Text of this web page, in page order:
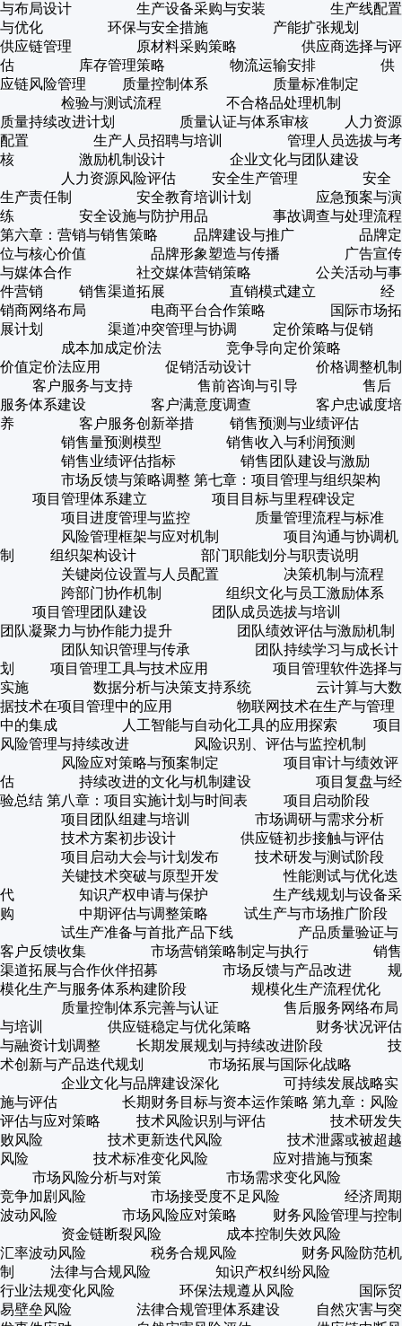
与布局设计 生产设备采购与安装 生产线配置
与优化 环保与安全措施 产能扩张规划
供应链管理 原材料采购策略 供应商选择与评
估 库存管理策略 物流运输安排 供
应链风险管理 质量控制体系 质量标准制定
检验与测试流程 不合格品处理机制
质量持续改进计划 质量认证与体系审核 人力资源
配置 生产人员招聘与培训 管理人员选拔与考
核 激励机制设计 企业文化与团队建设
人力资源风险评估 安全生产管理 安全
生产责任制 安全教育培训计划 应急预案与演
练 安全设施与防护用品 事故调查与处理流程
第六章：营销与销售策略 品牌建设与推广 品牌定
位与核心价值 品牌形象塑造与传播 广告宣传
与媒体合作 社交媒体营销策略 公关活动与事
件营销 销售渠道拓展 直销模式建立 经
销商网络布局 电商平台合作策略 国际市场拓
展计划 渠道冲突管理与协调 定价策略与促销
成本加成定价法 竞争导向定价策略
价值定价法应用 促销活动设计 价格调整机制
客户服务与支持 售前咨询与引导 售后
服务体系建设 客户满意度调查 客户忠诚度培
养 客户服务创新举措 销售预测与业绩评估
销售量预测模型 销售收入与利润预测
销售业绩评估指标 销售团队建设与激励
市场反馈与策略调整 第七章：项目管理与组织架构
项目管理体系建立 项目目标与里程碑设定
项目进度管理与监控 质量管理流程与标准
风险管理框架与应对机制 项目沟通与协调机
制 组织架构设计 部门职能划分与职责说明
关键岗位设置与人员配置 决策机制与流程
跨部门协作机制 组织文化与员工激励体系
项目管理团队建设 团队成员选拔与培训
团队凝聚力与协作能力提升 团队绩效评估与激励机制
团队知识管理与传承 团队持续学习与成长计
划 项目管理工具与技术应用 项目管理软件选择与
实施 数据分析与决策支持系统 云计算与大数
据技术在项目管理中的应用 物联网技术在生产与管理
中的集成 人工智能与自动化工具的应用探索 项目
风险管理与持续改进 风险识别、评估与监控机制
风险应对策略与预案制定 项目审计与绩效评
估 持续改进的文化与机制建设 项目复盘与经
验总结 第八章：项目实施计划与时间表 项目启动阶段
项目团队组建与培训 市场调研与需求分析
技术方案初步设计 供应链初步接触与评估
项目启动大会与计划发布 技术研发与测试阶段
关键技术突破与原型开发 性能测试与优化迭
代 知识产权申请与保护 生产线规划与设备采
购 中期评估与调整策略 试生产与市场推广阶段
试生产准备与首批产品下线 产品质量验证与
客户反馈收集 市场营销策略制定与执行 销售
渠道拓展与合作伙伴招募 市场反馈与产品改进 规
模化生产与服务体系构建阶段 规模化生产流程优化
质量控制体系完善与认证 售后服务网络布局
与培训 供应链稳定与优化策略 财务状况评估
与融资计划调整 长期发展规划与持续改进阶段 技
术创新与产品迭代规划 市场拓展与国际化战略
企业文化与品牌建设深化 可持续发展战略实
施与评估 长期财务目标与资本运作策略 第九章：风险
评估与应对策略 技术风险识别与评估 技术研发失
败风险 技术更新迭代风险 技术泄露或被超越
风险 技术标准变化风险 应对措施与预案
市场风险分析与对策 市场需求变化风险
竞争加剧风险 市场接受度不足风险 经济周期
波动风险 市场风险应对策略 财务风险管理与控制
资金链断裂风险 成本控制失效风险
汇率波动风险 税务合规风险 财务风险防范机
制 法律与合规风险 知识产权纠纷风险
行业法规变化风险 环保法规遵从风险 国际贸
易壁垒风险 法律合规管理体系建设 自然灾害与突